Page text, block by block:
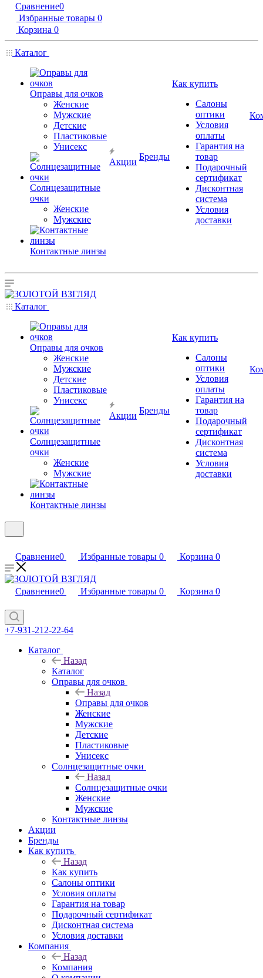
Сравнение0
Избранные товары 0
Корзина 0
Каталог
Оправы для очков
Женские
Мужские
Детские
Пластиковые
Унисекс
Солнцезащитные
очки
Женские
Мужские
Контактные линзы
Акции
Бренды
Как купить
Салоны
оптики
Условия
оплаты
Гарантия на
товар
Подарочный
сертификат
Дисконтная
система
Условия
доставки
Каталог
Оправы для очков
Женские
Мужские
Детские
Пластиковые
Унисекс
Солнцезащитные
очки
Женские
Мужские
Контактные линзы
Акции
Бренды
Как купить
Салоны
оптики
Условия
оплаты
Гарантия на
товар
Подарочный
сертификат
Дисконтная
система
Условия
доставки
Сравнение0 Избранные товары 0 Корзина 0
Сравнение0 Избранные товары 0 Корзина 0
+7-931-212-22-64
Каталог
Назад
Каталог
Оправы для очков
Назад
Оправы для очков
Женские
Мужские
Детские
Пластиковые
Унисекс
Солнцезащитные очки
Назад
Солнцезащитные очки
Женские
Мужские
Контактные линзы
Акции
Бренды
Как купить
Назад
Как купить
Салоны оптики
Условия оплаты
Гарантия на товар
Подарочный сертификат
Дисконтная система
Условия доставки
Компания
Назад
Компания